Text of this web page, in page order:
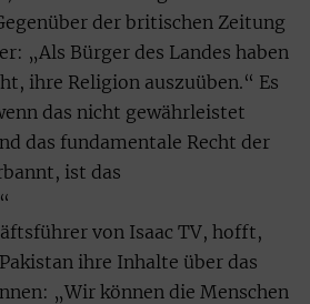
der britischen Zeitung
„Als Bürger des Landes haben
ihre Religion auszuüben.“ Es
das nicht gewährleistet
das fundamentale Recht der
ist das
von Isaac TV, hofft,
ihre Inhalte über das
„Wir können die Menschen